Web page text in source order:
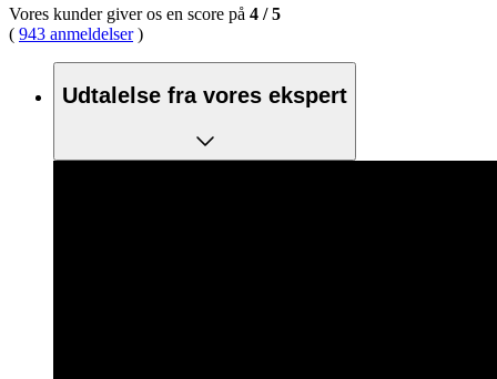
Vores kunder giver os en score på 4 /5
( 943 anmeldelser)
Udtalelse fra vores ekspert